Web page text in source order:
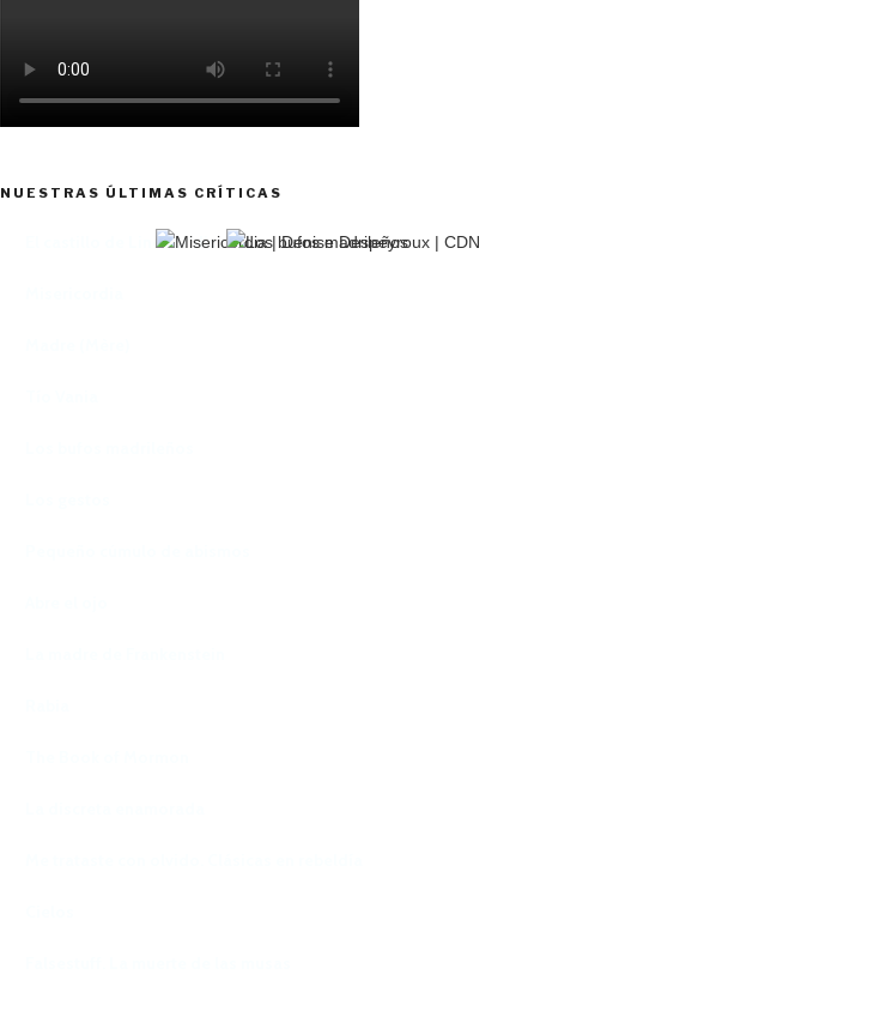
NUESTRAS ÚLTIMAS CRÍTICAS
El castillo de Lindabridis